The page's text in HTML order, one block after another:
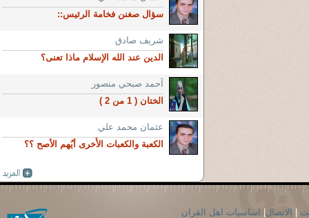
سؤال صغنن فخامة الرئيس::
شريف صادق
الدين عند الله الإسلام ماذا تعنى؟
آحمد صبحي منصور
الختان ( 1 من 2 )
عثمان محمد علي
الكعبة والكعبات الأُخرى أيُهم الأصح ؟؟
الاتصال اساسيات اهل القران